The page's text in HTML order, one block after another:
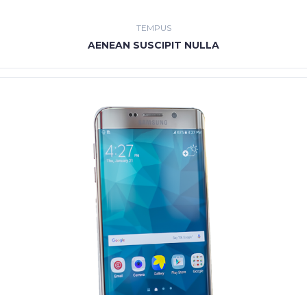
TEMPUS
AENEAN SUSCIPIT NULLA